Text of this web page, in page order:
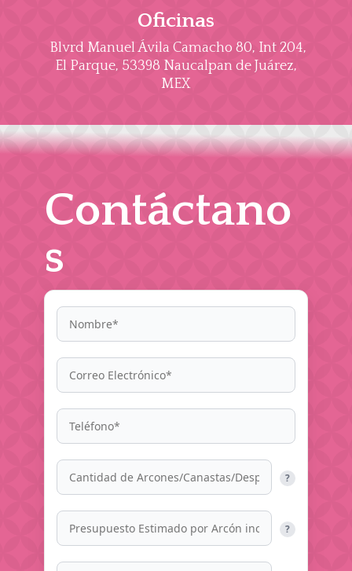
Oficinas
Blvrd Manuel Ávila Camacho 80, Int 204,
El Parque, 53398 Naucalpan de Juárez,
MEX
Contáctano
s
?
?